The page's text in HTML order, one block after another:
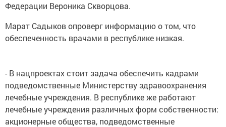
Федерации Вероника Скворцова.
Марат Садыков опроверг информацию о том, что
обеспеченность врачами в республике низкая.
- В нацпроектах стоит задача обеспечить кадрами
подведомственные Министерству здравоохранения
лечебные учреждения. В республике же работают
лечебные учреждения различных форм собственности:
акционерные общества, подведомственные